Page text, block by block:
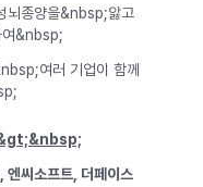
뇌종양을&nbsp;앓고
여&nbsp;
여러 기업이 함께
씨소프트, 더페이스